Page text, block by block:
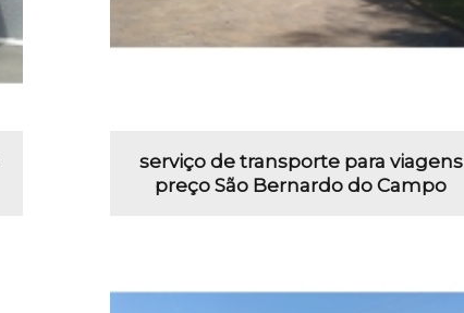
serviço de transporte para viagens
preço São Bernardo do Campo